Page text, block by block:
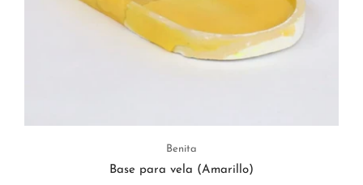
Benita
Base para vela (Amarillo)